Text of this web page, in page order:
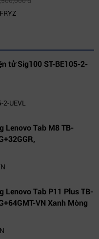
tử Sig100 ST-BE105-2-
2-UEVL
Lenovo Tab M8 TB-
Lenovo Tab P11 Plus TB-
VN Xanh Mòng